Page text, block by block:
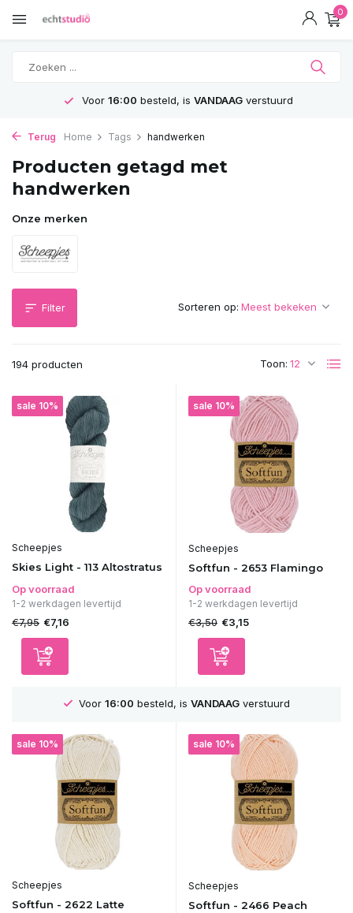
0
Voor 16:00 besteld, is VANDAAGverstuurd
Terug Home Tags handwerken
Producten getagd met
handwerken
Onze merken
Filter
194 producten Toon:
Sorteren op:
sale 10%
Scheepjes
Skies Light - 113 Altostratus
Op voorraad
1-2 werkdagen levertijd
€7,95 €7,16
sale 10%
Scheepjes
Softfun - 2653 Flamingo
Op voorraad
1-2 werkdagen levertijd
€3,50 €3,15
Voor 16:00 besteld, is VANDAAGverstuurd
sale 10%
Scheepjes
Softfun - 2622 Latte
sale 10%
Scheepjes
Softfun - 2466 Peach